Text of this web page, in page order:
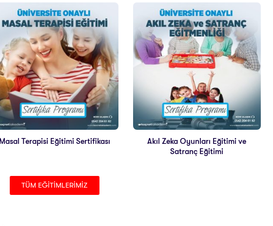
Masal Terapisi Eğitimi Sertifikası
Akıl Zeka Oyunları Eğitimi ve
Satranç Eğitimi
TÜM EĞİTİMLERİMİZ